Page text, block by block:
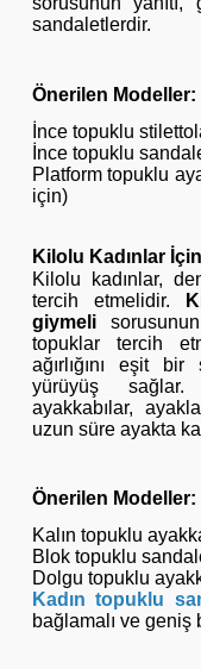
sandaletlerdir.
Önerilen Modeller:
İnce topuklu
İnce topuklu
Platform topuklu
için)
Kilolu Kadınlar
Kilolu kadınlar,
tercih etmelidir.
giymeli
topuklar tercih
ağırlığını eşit
yürüyüş sağlar.
ayakkabılar,
uzun süre ayakta
Önerilen Modeller:
Kalın topuklu
Blok topuklu
Dolgu topuklu
Kadın topuklu
bağlamalı ve geniş